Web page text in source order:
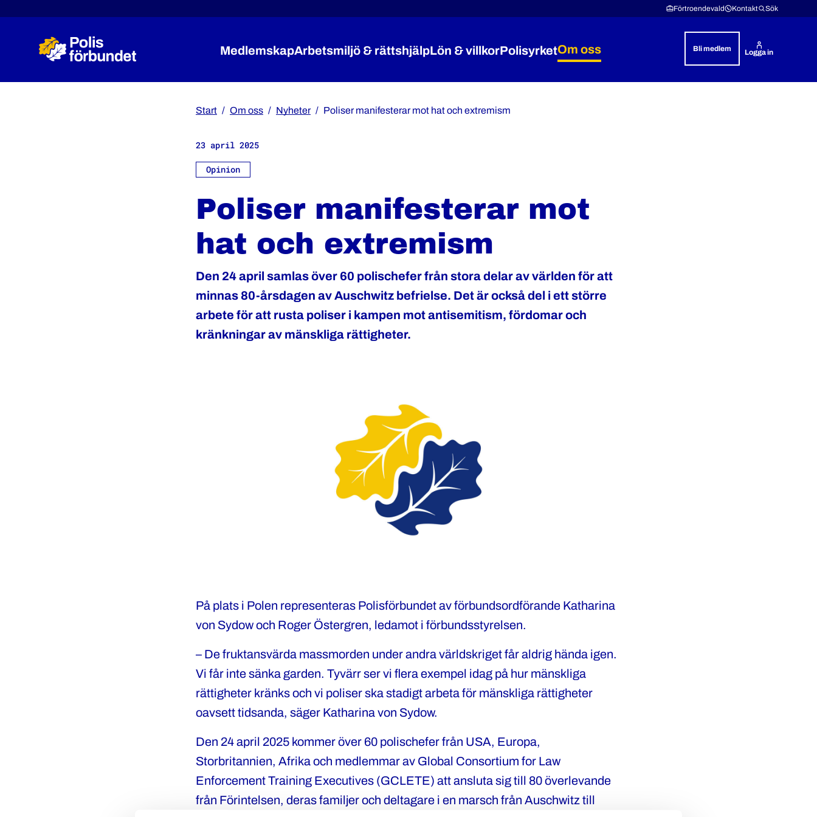
Förtroendevald Kontakt Sök
MedlemskapExpandera Medlemskap
Arbetsmiljö & rättshjälpExpandera Arbetsmiljö & rättshjälp
Lön & villkorExpandera Lön & villkor
PolisyrketExpandera Polisyrket
Om oss
Expandera Om oss
Bli medlem Logga in
Start Om oss Nyheter Poliser manifesterar mot hat och extremism
23 april 2025
Opinion
Poliser manifesterar mot
hat och extremism
Den 24 april samlas över 60 polischefer från stora delar av världen för att
minnas 80-årsdagen av Auschwitz befrielse. Det är också del i ett större
arbete för att rusta poliser i kampen mot antisemitism, fördomar och
kränkningar av mänskliga rättigheter.
På plats i Polen representeras Polisförbundet av förbundsordförande Katharina
von Sydow och Roger Östergren, ledamot i förbundsstyrelsen.
– De fruktansvärda massmorden under andra världskriget får aldrig hända igen.
Vi får inte sänka garden. Tyvärr ser vi flera exempel idag på hur mänskliga
rättigheter kränks och vi poliser ska stadigt arbeta för mänskliga rättigheter
oavsett tidsanda, säger Katharina von Sydow.
Den 24 april 2025 kommer över 60 polischefer från USA, Europa,
Storbritannien, Afrika och medlemmar av Global Consortium for Law
Enforcement Training Executives (GCLETE) att ansluta sig till 80 överlevande
från Förintelsen, deras familjer och deltagare i en marsch från Auschwitz till